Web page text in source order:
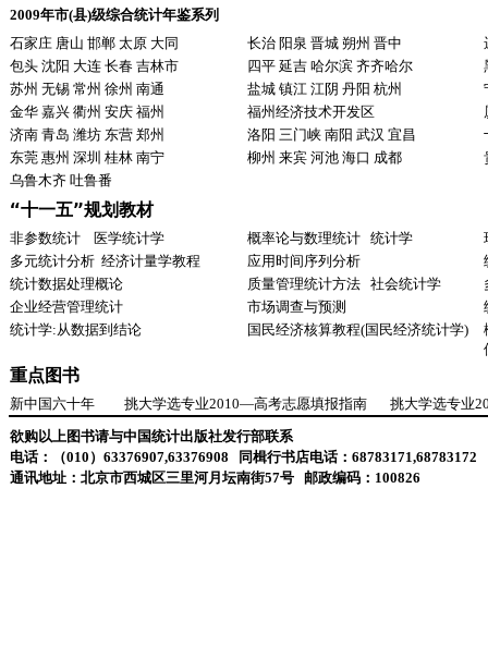
2009年市(县)级综合统计年鉴系列
石家庄 唐山 邯郸 太原 大同
长治 阳泉 晋城 朔州 晋中
包头 沈阳 大连 长春 吉林市
四平 延吉 哈尔滨 齐齐哈尔
苏州 无锡 常州 徐州 南通
盐城 镇江 江阴 丹阳 杭州
金华 嘉兴 衢州 安庆 福州
福州经济技术开发区
济南 青岛 潍坊 东营 郑州
洛阳 三门峡 南阳 武汉 宜昌
东莞 惠州 深圳 桂林 南宁
柳州 来宾 河池 海口 成都
乌鲁木齐 吐鲁番
“十一五”规划教材
非参数统计 医学统计学 概率论与数理统计 统计学
多元统计分析 经济计量学教程 应用时间序列分析
统计数据处理概论
质量管理统计方法 社会统计学
企业经营管理统计
市场调查与预测
统计学:从数据到结论
国民经济核算教程(国民经济统计学)
重点图书
新中国六十年 挑大学选专业2010—高考志愿填报指南
挑大学选专业
欲购以上图书请与中国统计出版社发行部联系
电话：（010）63376907,63376908
同楫行书店电话：68783171,68783172
通讯地址：北京市西城区三里河月坛南街57号 邮政编码：100826